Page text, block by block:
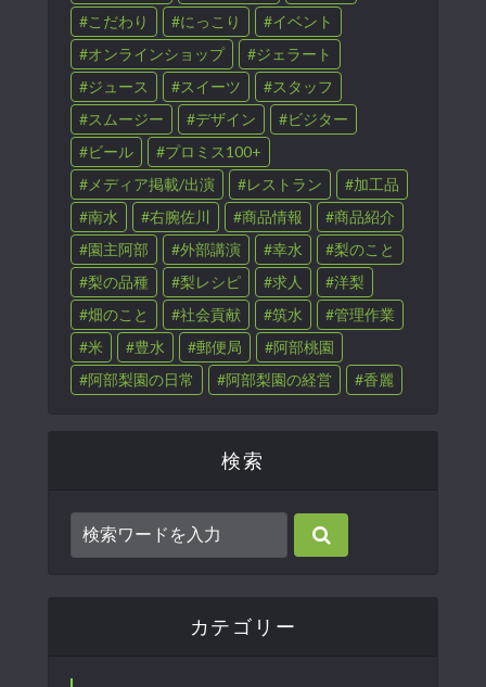
こだわり
にっこり
イベント
オンラインショップ
ジェラート
ジュース
スイーツ
スタッフ
スムージー
デザイン
ビジター
ビール
プロミス100+
メディア掲載/出演
レストラン
加工品
南水
右腕佐川 商品情報
商品紹介
園主阿部
外部講演 幸水
梨のこと
梨の品種
梨レシピ 求人
洋梨
畑のこと
社会貢献 筑水
管理作業
米
豊水 郵便局
阿部桃園
阿部梨園の日常
阿部梨園の経営 香麗
検索
カテゴリー